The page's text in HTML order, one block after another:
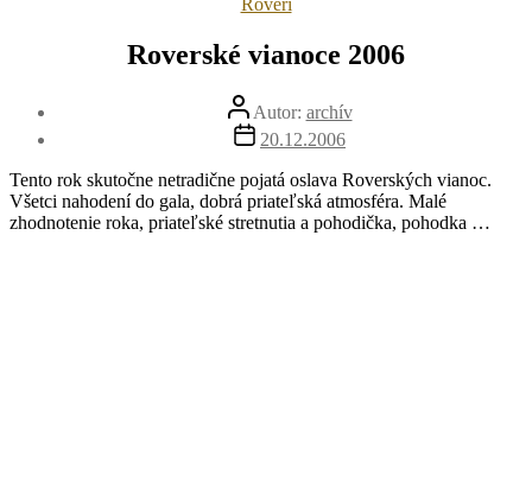
Roveri
Roverské vianoce 2006
Autor
článku
Autor: archív
Dátum
článku
20.12.2006
Tento rok skutočne netradične pojatá oslava Roverských vianoc.
Všetci nahodení do gala, dobrá priateľská atmosféra. Malé
zhodnotenie roka, priateľské stretnutia a pohodička, pohodka …